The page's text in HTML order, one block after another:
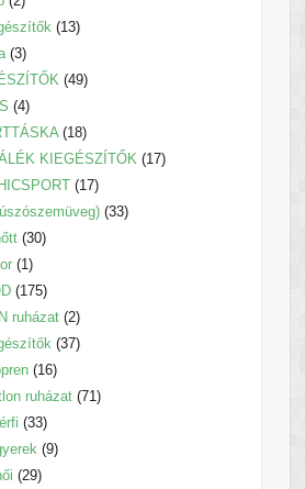
termék1313
33
termék 4949
44
termék1818
termék
KIEGÉSZÍTŐK 1717
1717
termék
3333
3030
11
termék
175175
termék
ruházat 22
termék
3737
1616
termék
ruházat 7171
3333
termék
99
2929